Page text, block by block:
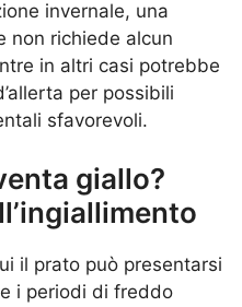
invernale, una
non richiede alcun
in altri casi potrebbe
per possibili
sfavorevoli.
giallo?
il prato può presentarsi
i periodi di freddo